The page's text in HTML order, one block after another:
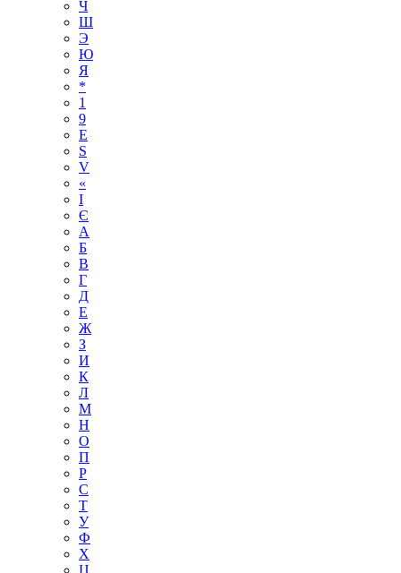
Ч
Ш
Э
Ю
Я
*
1
9
E
S
V
«
І
Є
А
Б
В
Г
Д
Е
Ж
З
И
К
Л
М
Н
О
П
Р
С
Т
У
Ф
Х